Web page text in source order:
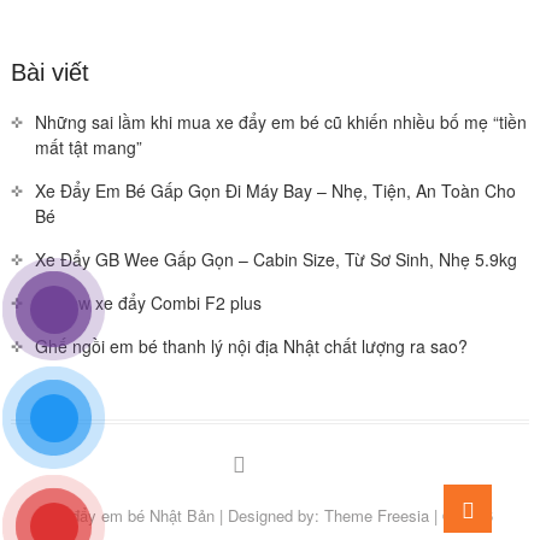
Bài viết
Những sai lầm khi mua xe đẩy em bé cũ khiến nhiều bố mẹ “tiền
mất tật mang”
Xe Đẩy Em Bé Gấp Gọn Đi Máy Bay – Nhẹ, Tiện, An Toàn Cho
Bé
Xe Đẩy GB Wee Gấp Gọn – Cabin Size, Từ Sơ Sinh, Nhẹ 5.9kg
Review xe đẩy Combi F2 plus
Ghế ngồi em bé thanh lý nội địa Nhật chất lượng ra sao?
Xe đẩy em bé Nhật Bản| Designed by: Theme Freesia| © 2026
Go
to